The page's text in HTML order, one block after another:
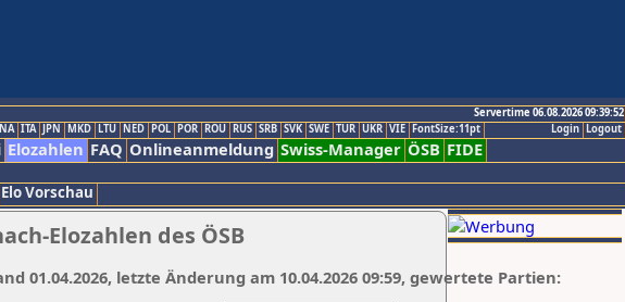
Servertime 06.08.2026 09:39:52
Logout
Login
ITA JPN MKD LTU NED POL POR ROU RUS SRB SVK SWE TUR UKR VIE FontSize:11pt
Elozahlen FAQ Onlineanmeldung Swiss-Manager ÖSB FIDE
Elo Vorschau
Elozahlen des ÖSB
01.04.2026, letzte Änderung am 10.04.2026 09:59, gewertete Partien: